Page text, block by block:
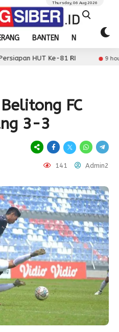
BANTEN NASIONAL
Thursday, 06 Aug 2026
81 RI 9 hour ago Wabup
FC
3-3
141 Admin2